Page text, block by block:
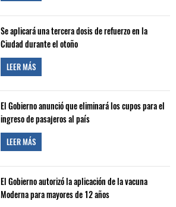
Se aplicará una tercera dosis de refuerzo en la
Ciudad durante el otoño
LEER MÁS
El Gobierno anunció que eliminará los cupos para el
ingreso de pasajeros al país
LEER MÁS
El Gobierno autorizó la aplicación de la vacuna
Moderna para mayores de 12 años